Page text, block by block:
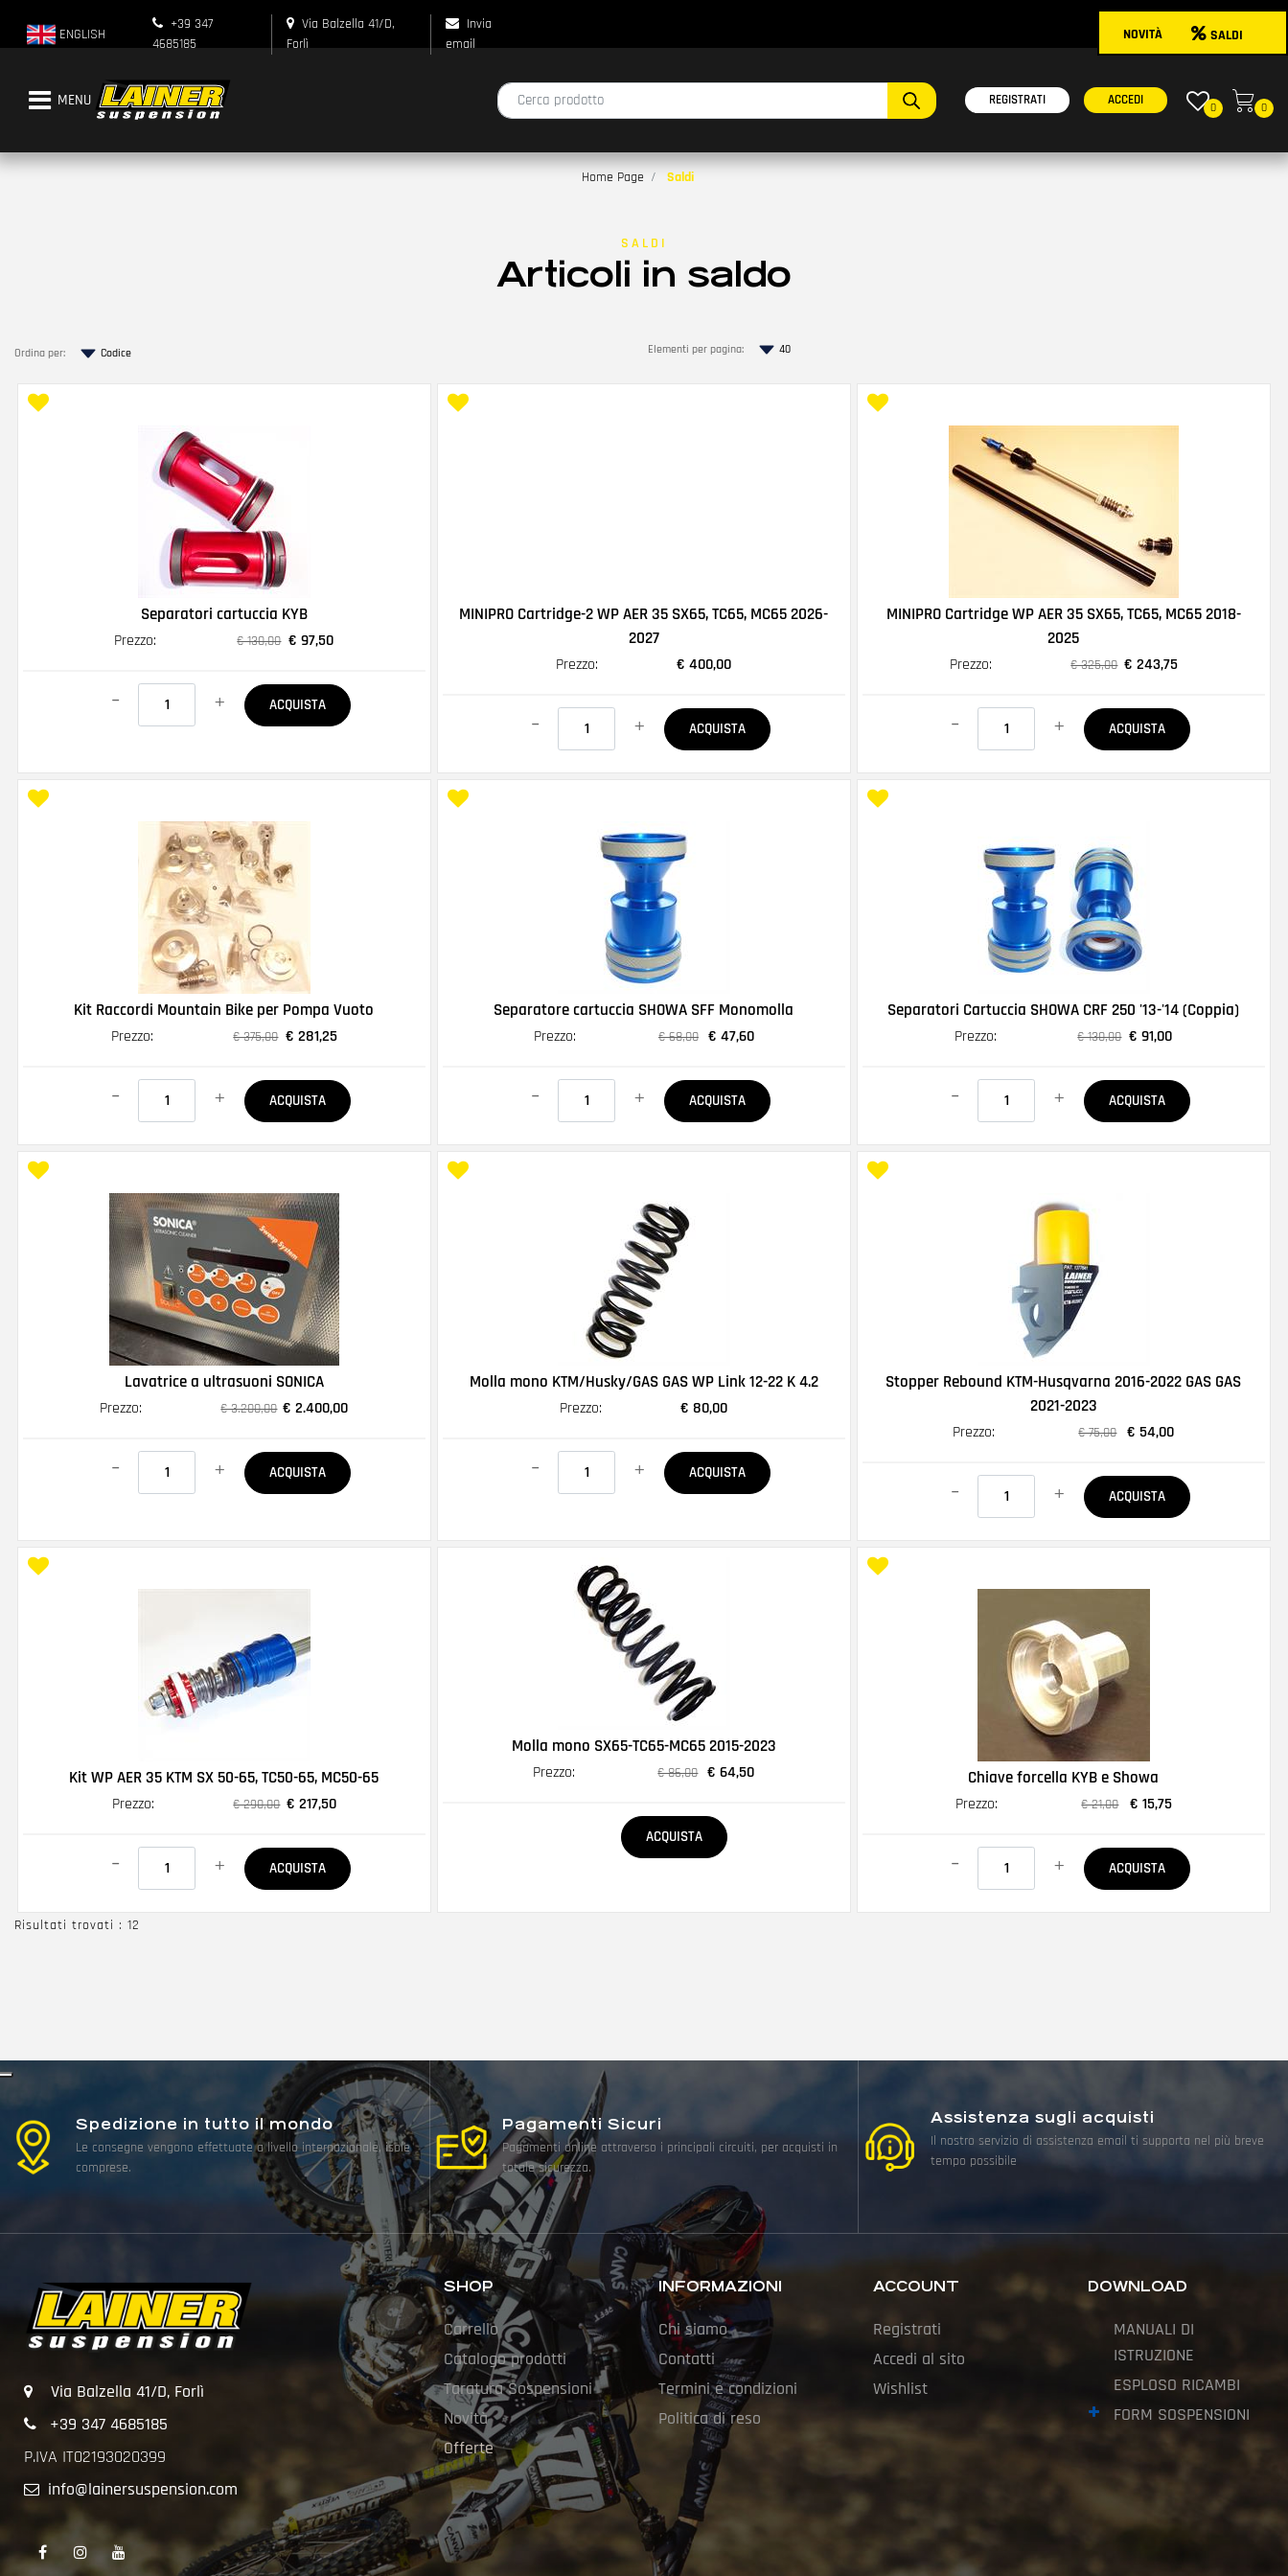
ENGLISH
+39 347
4685185
Via Balzella 41/D,
Forlì
Invia
email
NOVITÀ SALDI
Open menu La modifica di un filtro aggiorna automaticamente gli altri filtri disponibili.
REGISTRATI ACCEDI
0 0
Home Page Saldi
SALDI
Articoli in saldo
Ordina per: Elementi per pagina:
Separatori cartuccia KYB
Prezzo: € 130,00 € 97,50
Quantità
ACQUISTA
MINIPRO Cartridge-2 WP AER 35 SX65, TC65, MC65 2026-
2027
Prezzo: € 400,00
Quantità
ACQUISTA
MINIPRO Cartridge WP AER 35 SX65, TC65, MC65 2018-
2025
Prezzo: € 325,00 € 243,75
Quantità
ACQUISTA
Kit Raccordi Mountain Bike per Pompa Vuoto
Prezzo: € 375,00 € 281,25
Quantità
ACQUISTA
Separatore cartuccia SHOWA SFF Monomolla
Prezzo: € 68,00 € 47,60
Quantità
ACQUISTA
Separatori Cartuccia SHOWA CRF 250 '13-'14 (Coppia)
Prezzo: € 130,00 € 91,00
Quantità
ACQUISTA
Lavatrice a ultrasuoni SONICA
Prezzo: € 3.200,00 € 2.400,00
Quantità
ACQUISTA
Molla mono KTM/Husky/GAS GAS WP Link 12-22 K 4.2
Prezzo: € 80,00
Quantità
ACQUISTA
Stopper Rebound KTM-Husqvarna 2016-2022 GAS GAS
2021-2023
Prezzo: € 75,00 € 54,00
Quantità
ACQUISTA
Kit WP AER 35 KTM SX 50-65, TC50-65, MC50-65
Prezzo: € 290,00 € 217,50
Quantità
ACQUISTA
Molla mono SX65-TC65-MC65 2015-2023
Prezzo: € 86,00 € 64,50
ACQUISTA
Chiave forcella KYB e Showa
Prezzo: € 21,00 € 15,75
Quantità
ACQUISTA
Risultati trovati : 12
Spedizione in tutto il mondo
Le consegne vengono effettuate a livello internazionale, isole
comprese.
Pagamenti Sicuri
Pagamenti online attraverso i principali circuiti, per acquisti in
totale sicurezza.
Assistenza sugli acquisti
Il nostro servizio di assistenza email ti supporta nel più breve
tempo possibile
Via Balzella 41/D, Forlì
+39 347 4685185
P.IVA IT02193020399
info@lainersuspension.com
SHOP
Carrello
Catalogo prodotti
Taratura Sospensioni
Novità
Offerte
INFORMAZIONI
Chi siamo
Contatti
Termini e condizioni
Politica di reso
ACCOUNT
Registrati
Accedi al sito
Wishlist
DOWNLOAD
MANUALI DI
ISTRUZIONE
ESPLOSO RICAMBI
FORM SOSPENSIONI